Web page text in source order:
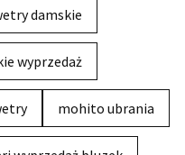
damskie
wyprzedaż
mohito ubrania